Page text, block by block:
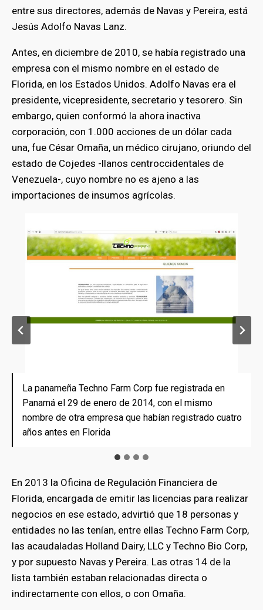
entre sus directores, además de Navas y Pereira, está
Jesús Adolfo Navas Lanz.
Antes, en diciembre de 2010, se había registrado una
empresa con el mismo nombre en el estado de
Florida, en los Estados Unidos. Adolfo Navas era el
presidente, vicepresidente, secretario y tesorero. Sin
embargo, quien conformó la ahora inactiva
corporación, con 1.000 acciones de un dólar cada
una, fue César Omaña, un médico cirujano, oriundo del
estado de Cojedes -llanos centroccidentales de
Venezuela-, cuyo nombre no es ajeno a las
importaciones de insumos agrícolas.
La panameña Techno Farm Corp fue registrada en
Panamá el 29 de enero de 2014, con el mismo
nombre de otra empresa que habían registrado cuatro
años antes en Florida
La panameña Techno Farm Corp fue registrada en
Panamá el 29 de enero de 2014, con el mismo
nombre de otra empresa que habían registrado cuatro
años antes en Florida
Aunque César Omaña no es director de la Techno
Farm Corp panameña, fue quien conformó la versión
estadounidense que luego entró en una lista negra en
este país
Aunque César Omaña no es director de la Techno
Farm Corp panameña, fue quien conformó la versión
estadounidense que luego entró en una lista negra en
este país. Fuente: Investigative Dashboard
En 2013 la Oficina de Regulación Financiera de
Florida, encargada de emitir las licencias para realizar
negocios en ese estado, advirtió que 18 personas y
entidades no las tenían, entre ellas Techno Farm Corp,
las acaudaladas Holland Dairy, LLC y Techno Bio Corp,
y por supuesto Navas y Pereira. Las otras 14 de la
lista también estaban relacionadas directa o
indirectamente con ellos, o con Omaña.